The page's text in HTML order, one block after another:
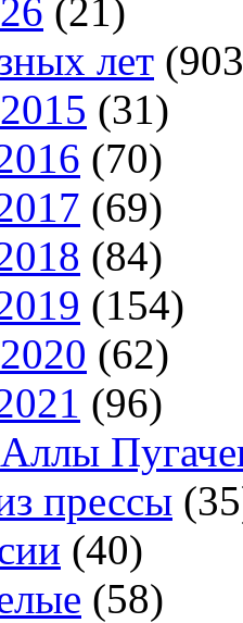
(21)
лет
(31)
(70)
(69)
(84)
(154)
(62)
(96)
прессы
(40)
(58)